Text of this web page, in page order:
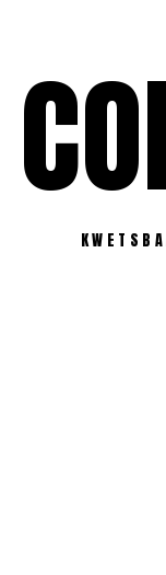
inhoud